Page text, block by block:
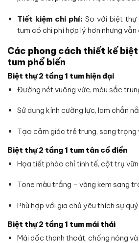
Tiết kiệm chi phí: So với biệt thự
tum có chi phí hợp lý hơn nhưng
Các phong cách thiết kế biệt
tum phổ biến
Biệt thự 2 tầng 1 tum hiện đại
Đường nét vuông vức, màu sắc
Sử dụng kính cường lực, lam chắn
Tạo cảm giác trẻ trung, sang trọng
Biệt thự 2 tầng 1 tum tân cổ điển
Họa tiết phào chỉ tinh tế, cột trụ
Tone màu trắng – vàng kem sang
Phù hợp với gia chủ yêu thích sự quý
Biệt thự 2 tầng 1 tum mái thái
Mái dốc thanh thoát, chống nóng